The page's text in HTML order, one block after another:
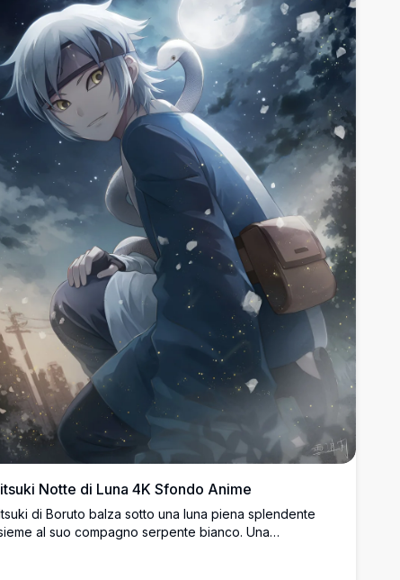
Notte di Luna 4K Sfondo Anime
di Boruto balza sotto una luna piena splendente
al suo compagno serpente bianco. Una